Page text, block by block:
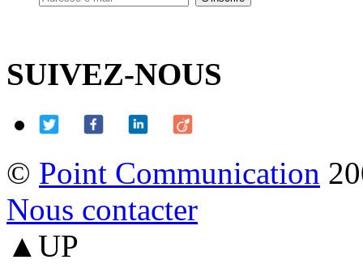
SUIVEZ-NOUS
© Point Communication
Nous contacter
▲UP